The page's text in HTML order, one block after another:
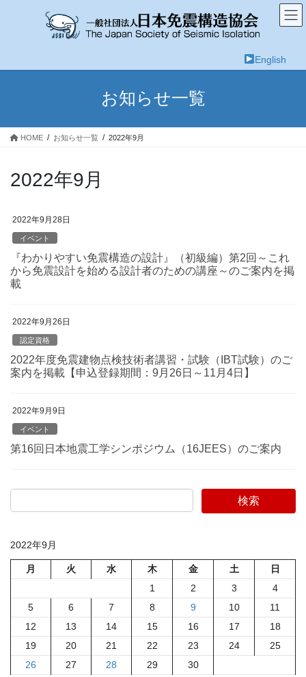
English
お知らせ一覧
HOME お知らせ一覧 2022年9月
2022年9月
2022年9月28日
イベント
『わかりやすい免震構造の設計』（初級編）第2回～これ
から免震設計を始める設計者のための講座～のご案内を掲
載
2022年9月26日
認定資格
2022年度免震建物点検技術者講習・試験（IBT試験）のご
案内を掲載【申込登録期間：9月26日～11月4日】
2022年9月9日
イベント
第16回日本地震工学シンポジウム（16JEES）のご案内
検索
2022年9月
月 火 水 木 金 土
日
1
2 3
4
5
6 7 8 9 10
11
12
13 14 15 16 17
18
19
20 21 22 23 24
25
26
27 28 29 30